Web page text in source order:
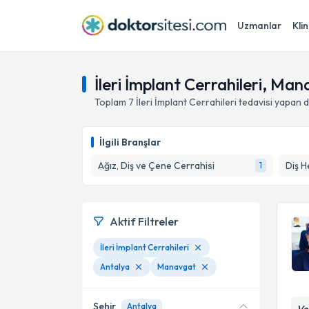
Uzmanlar
İleri İmplant Cerrahileri,
Toplam 7 İleri İmplant Cerrahileri tedavisi yapan
İlgili Branşlar
Ağız, Diş ve Çene Cerrahisi
1 Diş
Aktif Filtreler
İleri İmplant Cerrahileri
Antalya
Manavgat
Şehir Antalya